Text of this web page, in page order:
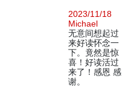
2023/11/18
Michael
无意间想起过
来好读怀念一
下。竟然是惊
喜！好读活过
来了！感恩 感
谢。